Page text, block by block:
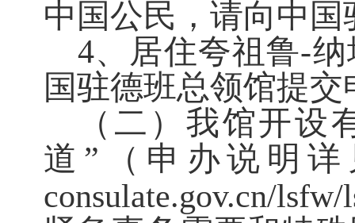
中国公民，请向中
4、居住夸祖鲁-
国驻德班总领馆提交
（二）我馆开设
道”（申办说明
consulate.gov.cn/